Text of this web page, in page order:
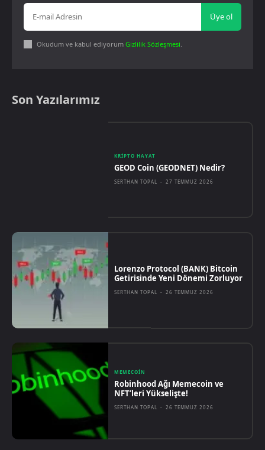
Üye ol
Okudum ve kabul ediyorum Gizlilik Sözleşmesi.
Son Yazılarımız
KRIPTO HAYAT
GEOD Coin (GEODNET) Nedir?
SERTHAN TOPAL - 27 TEMMUZ 2026
Lorenzo Protocol (BANK) Bitcoin
Getirisinde Yeni Dönemi Zorluyor
SERTHAN TOPAL - 26 TEMMUZ 2026
MEMECOIN
Robinhood Ağı Memecoin ve
NFT’leri Yükselişte!
SERTHAN TOPAL - 26 TEMMUZ 2026